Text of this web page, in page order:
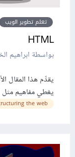
تعلم تطوير الويب
HTML
بواسطة ابراهيم
يغطي مفاهيم مثل
the web